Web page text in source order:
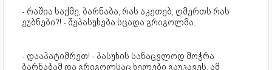
- რაშია საქმე, ბარნაბა, რას აკეთებ, ღმერთს რას
ეუბნები?! - შეპასუხება სცადა გრიგოლმა.
- დააპატიმრეთ! - პასუხის სანაცვლოდ მოჭრა
ბარნაბამ და გრიგოლსაც ხელები გაუკავეს. ამ